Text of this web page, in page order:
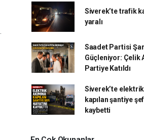
Siverek’te trafik
yaralı
Saadet Partisi
Güçleniyor: Çelik
Partiye Katıldı
Siverek’te elektrik
kapılan şantiye
kaybetti